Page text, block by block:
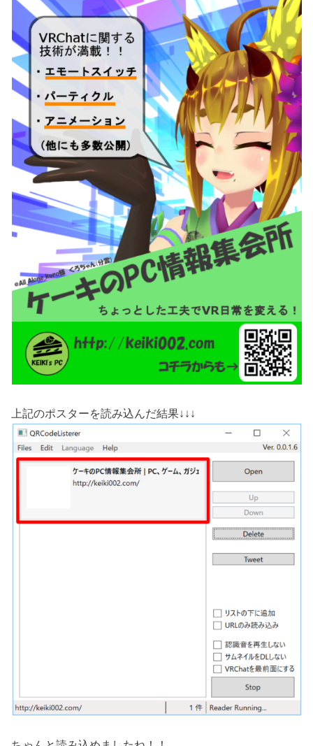
上記のポスターを読み込んだ結果↓↓↓